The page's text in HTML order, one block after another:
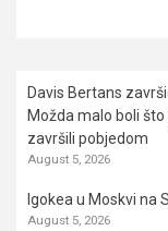
Davis Bertans
Možda malo boli
završili pobjedom
August 5, 2026
Igokea u Moskvi na
August 5, 2026